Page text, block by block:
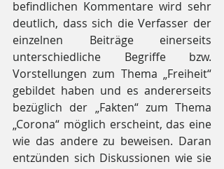
befindlichen Kommentare wird sehr
deutlich, dass sich die Verfasser der
einzelnen Beiträge einerseits
unterschiedliche Begriffe bzw.
Vorstellungen zum Thema „Freiheit“
gebildet haben und es andererseits
bezüglich der „Fakten“ zum Thema
„Corona“ möglich erscheint, das eine
wie das andere zu beweisen. Daran
entzünden sich Diskussionen wie sie